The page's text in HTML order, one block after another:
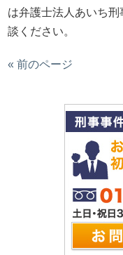
は弁護士法人あいち
談ください。
« 前のページ